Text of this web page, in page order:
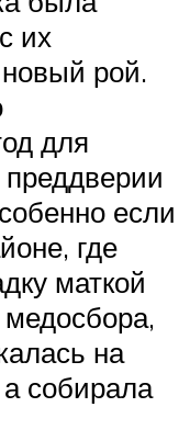
их
рой.
для
если
где
маткой
медосбора,
на
собирала